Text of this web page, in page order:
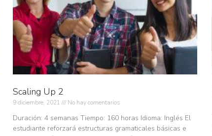
Scaling Up 2
9 diciembre, 2021 No hay comentarios
Duración: 4 semanas Tiempo: 160 horas Idioma: Inglés El
estudiante reforzará estructuras gramaticales básicas e